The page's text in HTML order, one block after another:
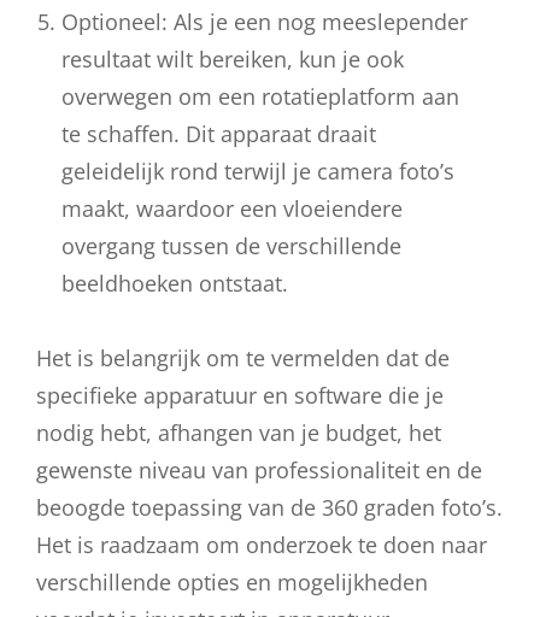
Optioneel: Als je een nog meeslepender
resultaat wilt bereiken, kun je ook
overwegen om een rotatieplatform aan
te schaffen. Dit apparaat draait
geleidelijk rond terwijl je camera foto’s
maakt, waardoor een vloeiendere
overgang tussen de verschillende
beeldhoeken ontstaat.
Het is belangrijk om te vermelden dat de
specifieke apparatuur en software die je
nodig hebt, afhangen van je budget, het
gewenste niveau van professionaliteit en de
beoogde toepassing van de 360 graden foto’s.
Het is raadzaam om onderzoek te doen naar
verschillende opties en mogelijkheden